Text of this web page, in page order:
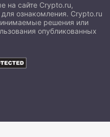
на сайте Crypto.ru,
ознакомления. Crypto.ru
решения или
опубликованных